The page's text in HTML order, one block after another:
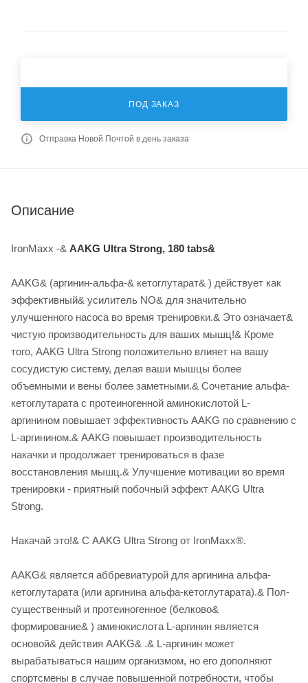
ПОД ЗАКАЗ
Отправка Новой Почтой в день заказа
Описание
IronMaxx -& AAKG Ultra Strong, 180 tabs&
AAKG& (аргинин-альфа-& кетоглутарат& ) действует как
эффективный& усилитель NO& для значительно
улучшенного насоса во время тренировки.& Это означает&
чистую производительность для ваших мышц!& Кроме
того, AAKG Ultra Strong положительно влияет на вашу
сосудистую систему, делая ваши мышцы более
объемными и вены более заметными.& Сочетание альфа-
кетоглутарата с протеиногенной аминокислотой L-
аргинином повышает эффективность AAKG по сравнению с
L-аргинином.& AAKG повышает производительность
накачки и продолжает тренироваться в фазе
восстановления мышц.& Улучшение мотивации во время
тренировки - приятный побочный эффект AAKG Ultra
Strong.
Накачай это!& С AAKG Ultra Strong от IronMaxx®.
AAKG& является аббревиатурой для аргинина альфа-
кетоглутарата (или аргинина альфа-кетоглутарата).& Пол-
существенный и протеиногенное (белково&
формирование& ) аминокислота L-аргинин является
основой& действия AAKG& .& L-аргинин может
вырабатываться нашим организмом, но его дополняют
спортсмены в случае повышенной потребности, чтобы